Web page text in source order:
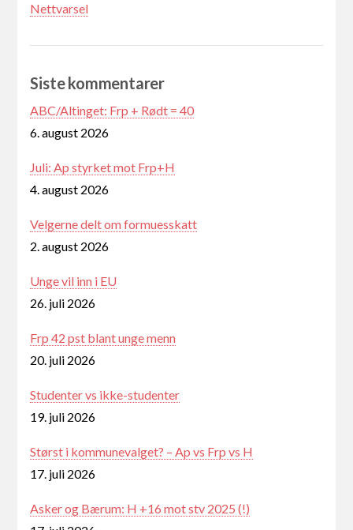
Nettvarsel
Siste kommentarer
ABC/Altinget: Frp + Rødt = 40
6. august 2026
Juli: Ap styrket mot Frp+H
4. august 2026
Velgerne delt om formuesskatt
2. august 2026
Unge vil inn i EU
26. juli 2026
Frp 42 pst blant unge menn
20. juli 2026
Studenter vs ikke-studenter
19. juli 2026
Størst i kommunevalget? – Ap vs Frp vs H
17. juli 2026
Asker og Bærum: H +16 mot stv 2025 (!)